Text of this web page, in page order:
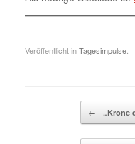
Veröffentlicht inTagesimpulse
← „Krone